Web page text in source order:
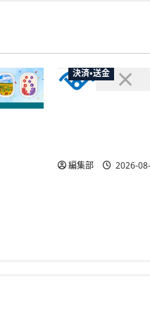
決済・送金
編集部 2026-